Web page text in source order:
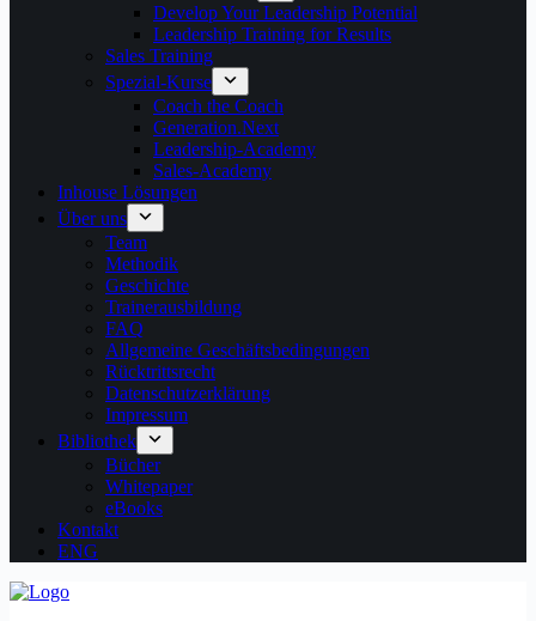
Develop Your Leadership Potential
Leadership Training for Results
Sales Training
Spezial-Kurse
Coach the Coach
Generation.Next
Leadership-Academy
Sales-Academy
Inhouse Lösungen
Über uns
Team
Methodik
Geschichte
Trainerausbildung
FAQ
Allgemeine Geschäftsbedingungen
Rücktrittsrecht
Datenschutzerklärung
Impressum
Bibliothek
Bücher
Whitepaper
eBooks
Kontakt
ENG